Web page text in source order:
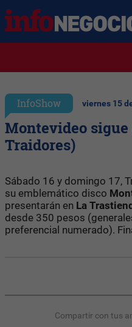
InfoShow viernes 15
Montevideo
Traidores)
Sábado 16 y domingo 17,
su emblemático disco
presentarán en La
desde 350 pesos
preferencial numerado).
Compartir con tus